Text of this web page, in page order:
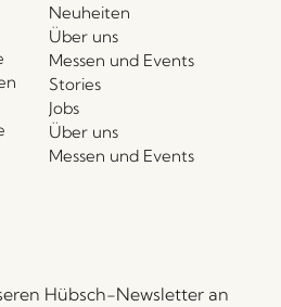
Neuheiten
Über uns
Messen und Events
Stories
Jobs
Über uns
Messen und Events
Hübsch-Newsletter an